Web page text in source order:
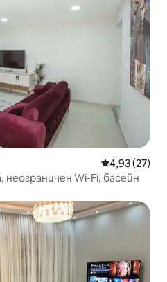
Средна
4,93 (27)
неограничен Wi-Fi, басейн